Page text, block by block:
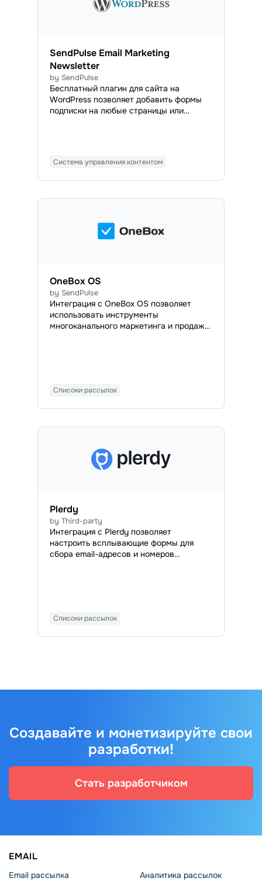
SendPulse Email Marketing
Newsletter
by SendPulse
Бесплатный плагин для сайта на
WordPress позволяет добавить формы
подписки на любые страницы или
транзакционные письма в любое
Система управления контентом
OneBox OS
by SendPulse
Интеграция с OneBox OS позволяет
использовать инструменты
многоканального маркетинга и продаж
эффективно планировать работу,
масшт
Списоки рассылок
Plerdy
by Third-party
Интеграция с Plerdy позволяет
настроить всплывающие формы для
сбора email-адресов и номеров
Списоки рассылок
Создавайте и монетизируйте свои
разработки!
Стать разработчиком
EMAIL
Email рассылка
Аналитика рассылок